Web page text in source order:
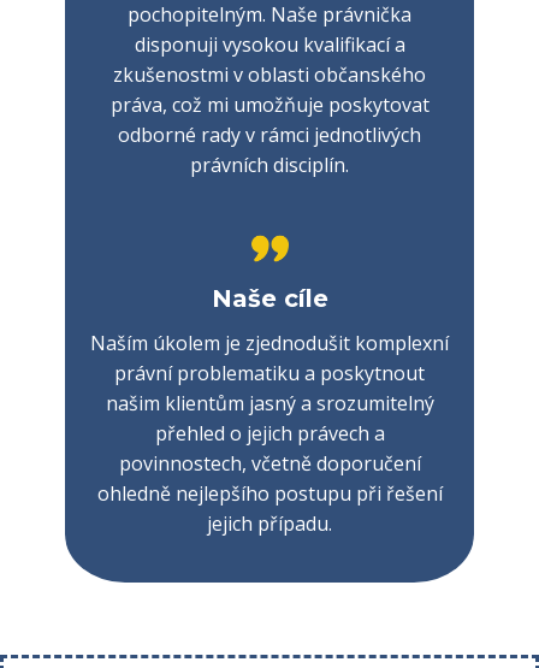
pochopitelným. Naše právnička
disponuji vysokou kvalifikací a
zkušenostmi v oblasti občanského
práva, což mi umožňuje poskytovat
odborné rady v rámci jednotlivých
právních disciplín.
Naše cíle
Naším úkolem je zjednodušit komplexní
právní problematiku a poskytnout
našim klientům jasný a srozumitelný
přehled o jejich právech a
povinnostech, včetně doporučení
ohledně nejlepšího postupu při řešení
jejich případu.